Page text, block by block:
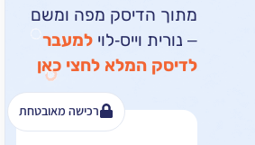
מתוך הדיסק מפה ומשם
– נורית וייס-לוילמעבר
לדיסק המלא לחצי כאן
רכישה מאובטחת